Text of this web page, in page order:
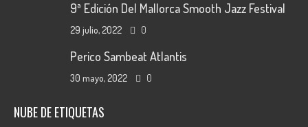
9ª Edición Del Mallorca Smooth Jazz Festival
29 julio, 2022 0
Perico Sambeat Atlantis
30 mayo, 2022 0
NUBE DE ETIQUETAS